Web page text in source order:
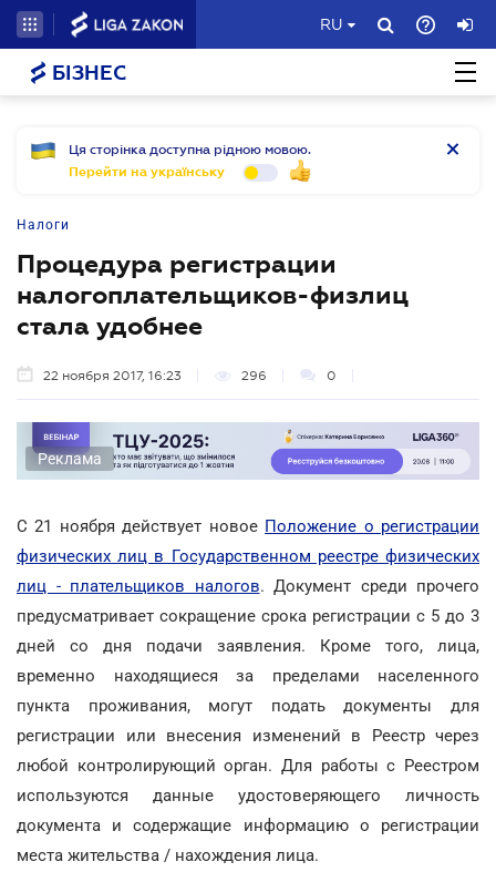
RU
БІЗНЕС
Ця сторінка доступна рідною мовою.
Перейти на українську
Налоги
Процедура регистрации
налогоплательщиков-физлиц
стала удобнее
22 ноября 2017, 16:23 296 0
Реклама
С 21 ноября действует новое Положение о регистрации
физических лиц в Государственном реестре физических
лиц - плательщиков налогов. Документ среди прочего
предусматривает сокращение срока регистрации с 5 до 3
дней со дня подачи заявления. Кроме того, лица,
временно находящиеся за пределами населенного
пункта проживания, могут подать документы для
регистрации или внесения изменений в Реестр через
любой контролирующий орган. Для работы с Реестром
используются данные удостоверяющего личность
документа и содержащие информацию о регистрации
места жительства / нахождения лица.